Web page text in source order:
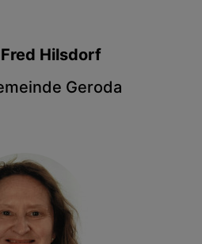
Hilsdorf
Geroda